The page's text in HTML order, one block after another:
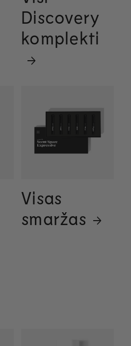
Discovery
komplekti
Visas
smaržas